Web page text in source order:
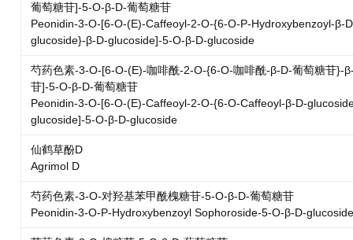
葡萄糖苷]-5-O-β-D-葡萄糖苷
Peonidin-3-O-[6-O-(E)-Caffeoyl-2-O-{6-O-P-Hydroxybenzoyl-β-
glucoside}-β-D-glucoside]-5-O-β-D-glucoside
芍药色素-3-O-[6-O-(E)-咖啡酰-2-O-{6-O-咖啡酰-β-D-葡萄糖苷}-
苷]-5-O-β-D-葡萄糖苷
Peonidin-3-O-[6-O-(E)-Caffeoyl-2-O-{6-O-Caffeoyl-β-D-
glucoside]-5-O-β-D-glucoside
仙鹤草酚D
Agrimol D
芍药色素-3-O-对羟基苯甲酰槐糖苷-5-O-β-D-葡萄糖苷
Peonidin-3-O-P-Hydroxybenzoyl Sophoroside-5-O-β-D-glucoside